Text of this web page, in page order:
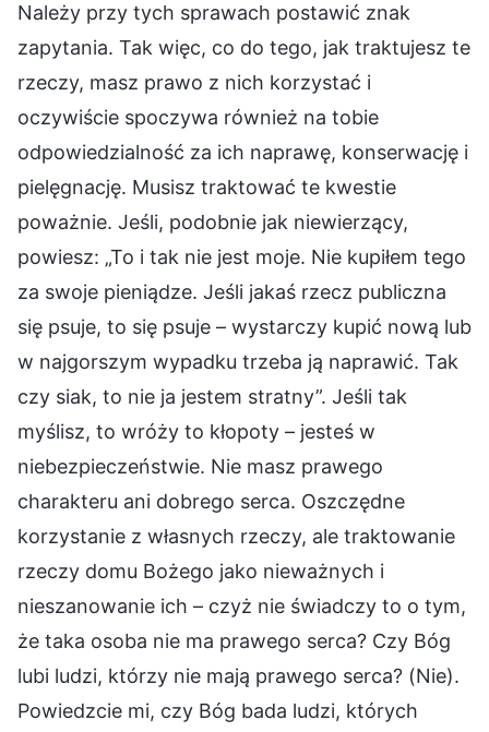
Należy przy tych sprawach postawić znak
zapytania. Tak więc, co do tego, jak traktujesz te
rzeczy, masz prawo z nich korzystać i
oczywiście spoczywa również na tobie
odpowiedzialność za ich naprawę, konserwację i
pielęgnację. Musisz traktować te kwestie
poważnie. Jeśli, podobnie jak niewierzący,
powiesz: „To i tak nie jest moje. Nie kupiłem tego
za swoje pieniądze. Jeśli jakaś rzecz publiczna
się psuje, to się psuje – wystarczy kupić nową lub
w najgorszym wypadku trzeba ją naprawić. Tak
czy siak, to nie ja jestem stratny”. Jeśli tak
myślisz, to wróży to kłopoty – jesteś w
niebezpieczeństwie. Nie masz prawego
charakteru ani dobrego serca. Oszczędne
korzystanie z własnych rzeczy, ale traktowanie
rzeczy domu Bożego jako nieważnych i
nieszanowanie ich – czyż nie świadczy to o tym,
że taka osoba nie ma prawego serca? Czy Bóg
lubi ludzi, którzy nie mają prawego serca? (Nie).
Powiedzcie mi, czy Bóg bada ludzi, których